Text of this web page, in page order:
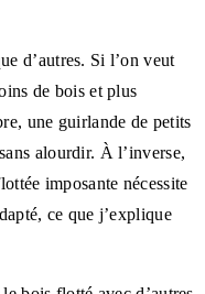
d’autres. Si l’on veut
de bois et plus
une guirlande de petits
alourdir. À l’inverse,
imposante nécessite
ce que j’explique